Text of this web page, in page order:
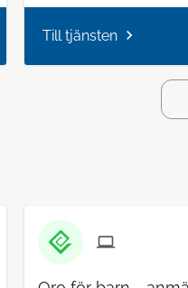
Till tjänsten